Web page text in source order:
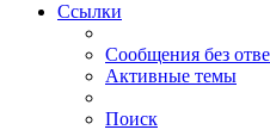
Ссылки
Сообщения без
Активные темы
Поиск